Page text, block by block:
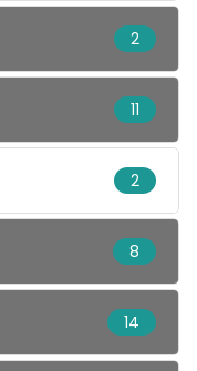
2
11
2
8
14